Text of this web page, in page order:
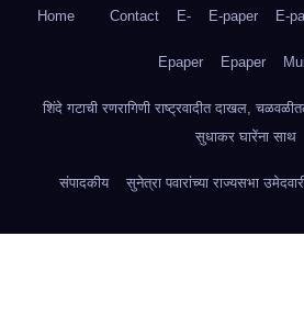
Home Contact E- E-paper E-
Epaper Epaper
शिंदे गटाची रणरागिणी राष्ट्रवादीत दाखल,
सुधाकर घारेंना साथ
संपादकीय सुनेत्रा पवारांच्या राज्यसभा